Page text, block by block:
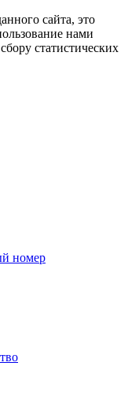
сайта, это
нами
статистических
номер